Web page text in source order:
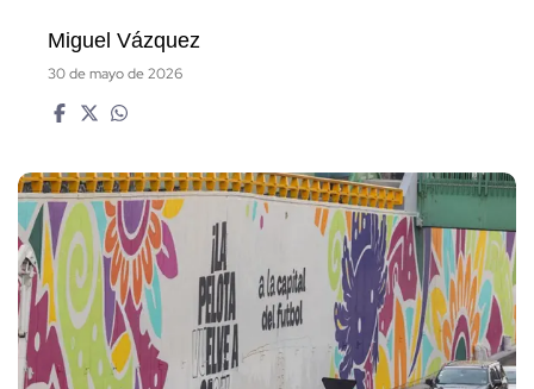
Miguel Vázquez
30 de mayo de 2026